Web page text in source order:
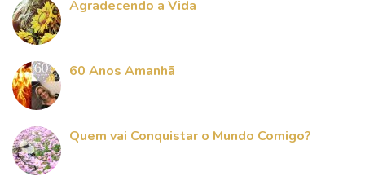
Agradecendo a Vida
60 Anos Amanhã
Quem vai Conquistar o Mundo Comigo?